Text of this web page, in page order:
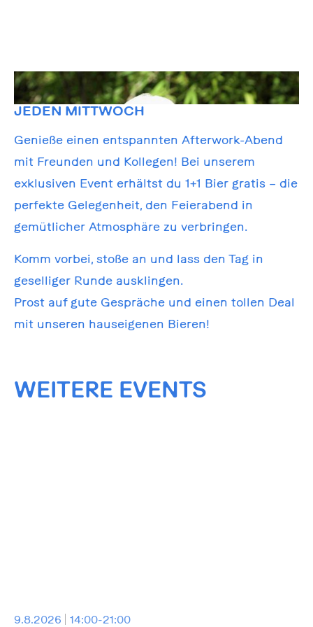
JEDEN MITTWOCH
Genieße einen entspannten Afterwork-Abend
mit Freunden und Kollegen! Bei unserem
exklusiven Event erhältst du 1+1 Bier gratis – die
perfekte Gelegenheit, den Feierabend in
gemütlicher Atmosphäre zu verbringen.
Komm vorbei, stoße an und lass den Tag in
geselliger Runde ausklingen.
Prost auf gute Gespräche und einen tollen Deal
mit unseren hauseigenen Bieren!
WEITERE EVENTS
9.8.2026 14:00-21:00